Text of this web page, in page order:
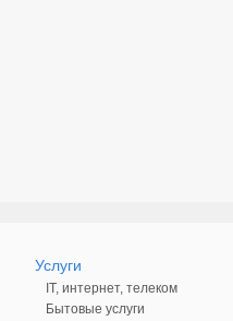
Услуги
IT, интернет, телеком
Бытовые услуги